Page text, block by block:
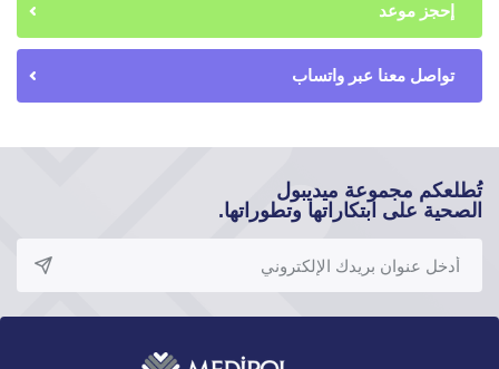
إحجز موعد
تواصل معنا عبر واتساب
تُطلعكم مجموعة ميديبول
الصحية على ابتكاراتها وتطوراتها.